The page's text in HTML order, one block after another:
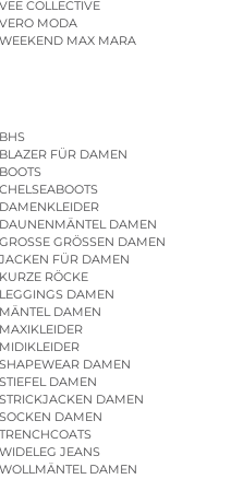
VEE COLLECTIVE
VERO MODA
WEEKEND MAX MARA
BHS
BLAZER FÜR DAMEN
BOOTS
CHELSEABOOTS
DAMENKLEIDER
DAUNENMÄNTEL DAMEN
GROSSE GRÖSSEN DAMEN
JACKEN FÜR DAMEN
KURZE RÖCKE
LEGGINGS DAMEN
MÄNTEL DAMEN
MAXIKLEIDER
MIDIKLEIDER
SHAPEWEAR DAMEN
STIEFEL DAMEN
STRICKJACKEN DAMEN
SOCKEN DAMEN
TRENCHCOATS
WIDELEG JEANS
WOLLMÄNTEL DAMEN